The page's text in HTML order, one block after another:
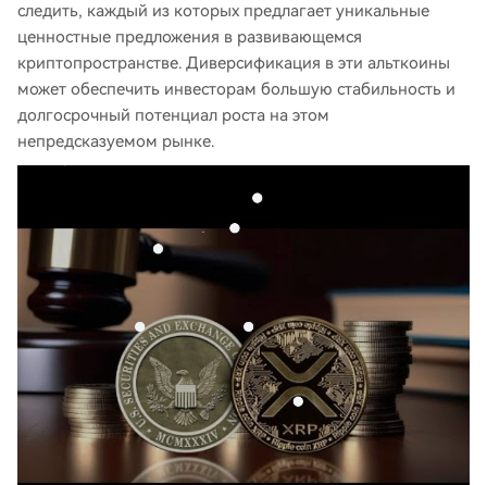
следить, каждый из которых предлагает уникальные
ценностные предложения в развивающемся
криптопространстве. Диверсификация в эти альткоины
может обеспечить инвесторам большую стабильность и
долгосрочный потенциал роста на этом
непредсказуемом рынке.